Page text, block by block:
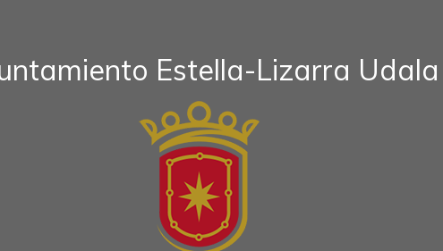
Estella-Lizarra Udala